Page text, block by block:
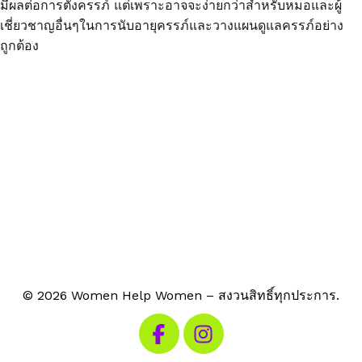
มีผลต่อการตั้งครรภ์ แต่เพราะอาจจะง่ายกว่าสำหรับหมอและผู้
เชี่ยวชาญอื่นๆในการนับอายุครรภ์และวางแผนดูแลครรภ์อย่าง
ถูกต้อง
© 2026 Women Help Women – สงวนสิทธิ์ทุกประการ.
เยี่ยมชม Facebook ของเรา
เยี่ยมชม Instagram ของเรา